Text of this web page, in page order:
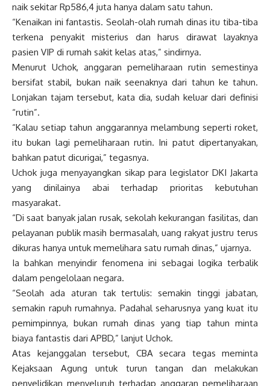
naik sekitar Rp586,4 juta hanya dalam satu tahun.
“Kenaikan ini fantastis. Seolah-olah rumah dinas itu tiba-tiba
terkena penyakit misterius dan harus dirawat layaknya
pasien VIP di rumah sakit kelas atas,” sindirnya.
Menurut Uchok, anggaran pemeliharaan rutin semestinya
bersifat stabil, bukan naik seenaknya dari tahun ke tahun.
Lonjakan tajam tersebut, kata dia, sudah keluar dari definisi
“rutin”.
“Kalau setiap tahun anggarannya melambung seperti roket,
itu bukan lagi pemeliharaan rutin. Ini patut dipertanyakan,
bahkan patut dicurigai,” tegasnya.
Uchok juga menyayangkan sikap para legislator DKI Jakarta
yang dinilainya abai terhadap prioritas kebutuhan
masyarakat.
“Di saat banyak jalan rusak, sekolah kekurangan fasilitas, dan
pelayanan publik masih bermasalah, uang rakyat justru terus
dikuras hanya untuk memelihara satu rumah dinas,” ujarnya.
Ia bahkan menyindir fenomena ini sebagai logika terbalik
dalam pengelolaan negara.
“Seolah ada aturan tak tertulis: semakin tinggi jabatan,
semakin rapuh rumahnya. Padahal seharusnya yang kuat itu
pemimpinnya, bukan rumah dinas yang tiap tahun minta
biaya fantastis dari APBD,” lanjut Uchok.
Atas kejanggalan tersebut, CBA secara tegas meminta
Kejaksaan Agung untuk turun tangan dan melakukan
penyelidikan menyeluruh terhadap anggaran pemeliharaan